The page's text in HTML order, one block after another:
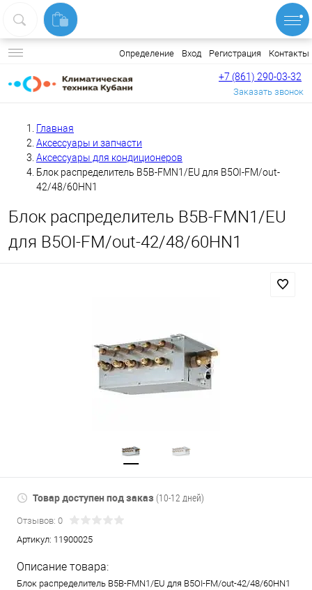
Определение Вход Регистрация Контакты
+7 (861) 290-03-32
Заказать звонок
Главная
Аксессуары и запчасти
Аксессуары для кондиционеров
Блок распределитель B5B-FMN1/EU для B5OI-FM/out-
42/48/60HN1
Блок распределитель B5B-FMN1/EU
для B5OI-FM/out-42/48/60HN1
Товар доступен под заказ (10-12 дней)
Отзывов: 0
Артикул: 11900025
Описание товара:
Блок распределитель B5B-FMN1/EU для B5OI-FM/out-42/48/60HN1